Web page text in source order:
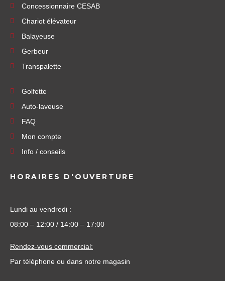
Concessionnaire CESAB
Chariot élévateur
Balayeuse
Gerbeur
Transpalette
Golfette
Auto-laveuse
FAQ
Mon compte
Info / conseils
HORAIRES D'OUVERTURE
Lundi au vendredi :
08:00 – 12:00 / 14:00 – 17:00
Rendez-vous commercial:
Par téléphone ou dans notre magasin